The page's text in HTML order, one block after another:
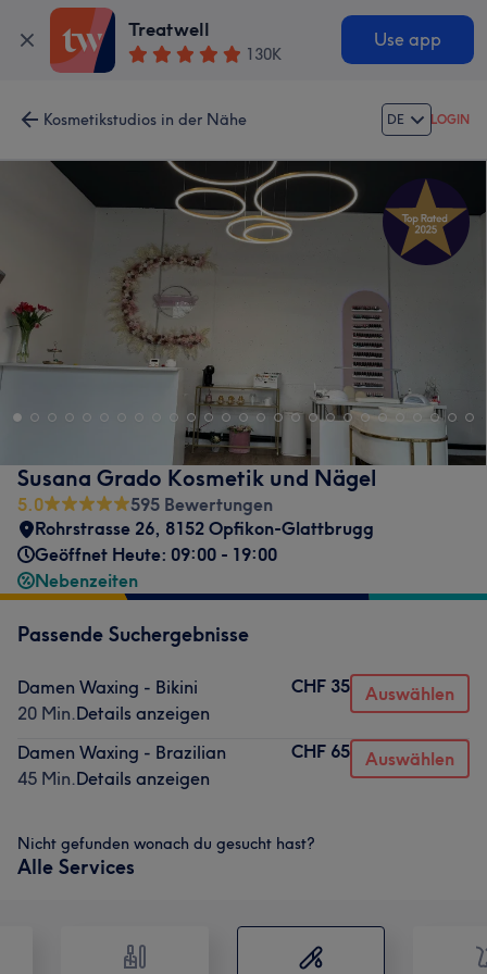
Treatwell
130K
Use app
Kosmetikstudios in der Nähe DE LOGIN
Susana Grado Kosmetik und Nägel
5.0
595 Bewertungen
Rohrstrasse 26, 8152 Opfikon-Glattbrugg
Geöffnet Heute: 09:00 - 19:00
Nebenzeiten
Passende Suchergebnisse
Damen Waxing - Bikini
20 Min.Details anzeigen
CHF 35 Auswählen
Damen Waxing - Brazilian
45 Min.Details anzeigen
CHF 65 Auswählen
Nicht gefunden wonach du gesucht hast?
Alle Services